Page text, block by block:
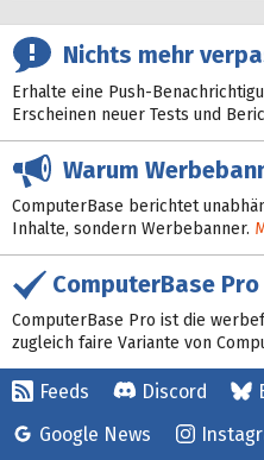
Nichts mehr
Erhalte eine Push-
Erscheinen neuer Tests und
Warum
ComputerBase berichtet
Inhalte, sondern Werbebanner.
ComputerBase Pro
ComputerBase Pro ist die
zugleich faire Variante von
Feeds Discord
Google News